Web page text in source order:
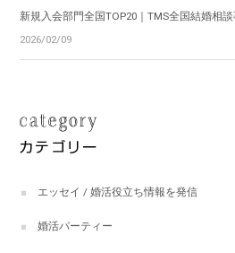
新規入会部門全国TOP20｜TMS全国結婚相
2026/02/09
エッセイ / 婚活役立ち情報を発信
婚活パーティー